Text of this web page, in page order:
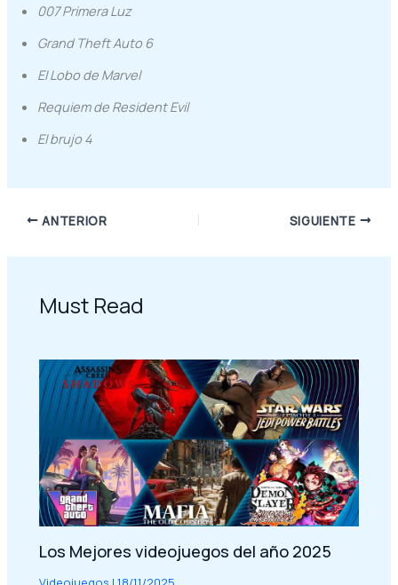
007 Primera Luz
Grand Theft Auto 6
El Lobo de Marvel
Requiem de Resident Evil
El brujo 4
ANTERIOR SIGUIENTE
Must Read
Los Mejores videojuegos del año 2025